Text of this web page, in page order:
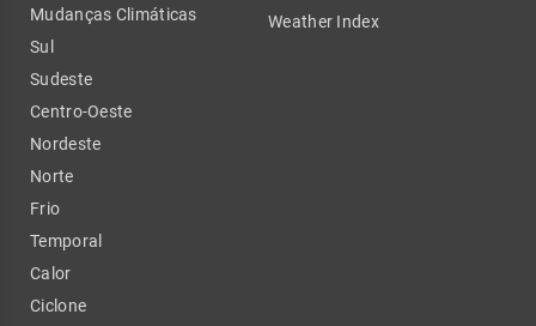
Mudanças Climáticas
Sul
Sudeste
Centro-Oeste
Nordeste
Norte
Frio
Temporal
Calor
Ciclone
Weather Index